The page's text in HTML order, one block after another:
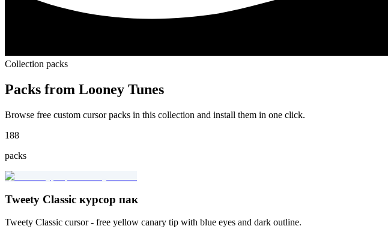
Collection packs
Packs from Looney Tunes
Browse free custom cursor packs in this collection and install them in one click.
188
packs
Tweety Classic курсор пак
Tweety Classic cursor - free yellow canary tip with blue eyes and dark outline.